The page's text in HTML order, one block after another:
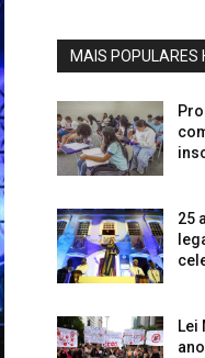
MAIS POPULARES
25
Lei